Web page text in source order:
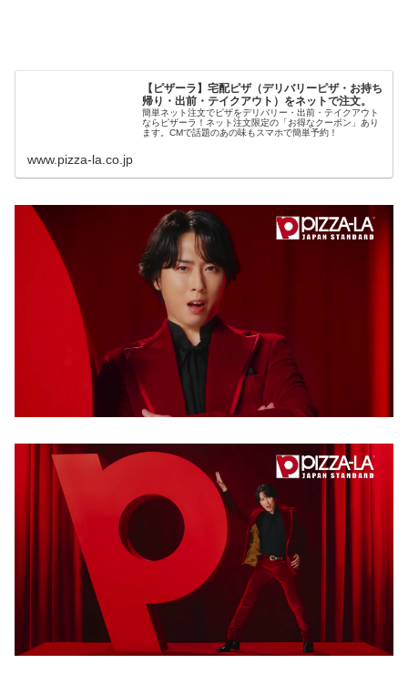
【ピザーラ】宅配ピザ（デリバリーピザ・お持ち
帰り・出前・テイクアウト）をネットで注文。
簡単ネット注文でピザをデリバリー・出前・テイクアウト
ならピザーラ！ネット注文限定の「お得なクーポン」あり
ます。CMで話題のあの味もスマホで簡単予約！
www.pizza-la.co.jp